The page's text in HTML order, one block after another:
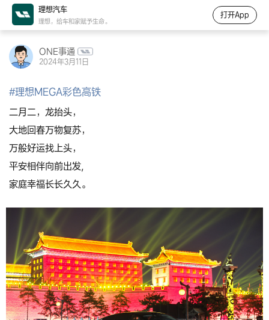
ONE事通
2024年3月11日
#理想MEGA彩色高铁
二月二，龙抬头，
大地回春万物复苏，
万般好运找上头，
平安相伴向前出发,
家庭幸福长长久久。
理想汽车
理想，给车和家赋予生命。
打开App